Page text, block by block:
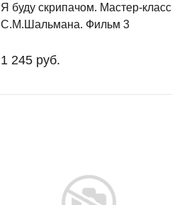
Я буду скрипачом. Мастер-класс
С.М.Шальмана. Фильм 3
1 245 руб.